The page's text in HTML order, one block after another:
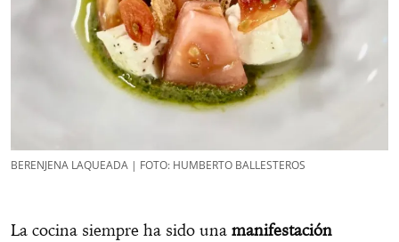
BERENJENA LAQUEADA | FOTO: HUMBERTO BALLESTEROS
La cocina siempre ha sido una manifestación